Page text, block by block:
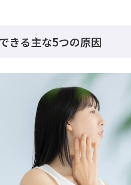
きる主な5つの原因